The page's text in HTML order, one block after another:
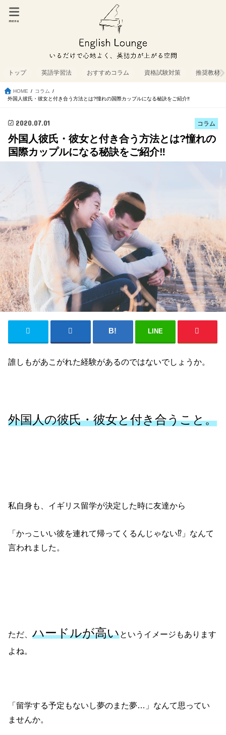
menu
トップ 英語学習法 おすすめコラム 資格試験対策 推奨教材
HOME
コラム
外国人彼氏・彼女と付き合う方法とは?憧れの国際カップルになる秘訣をご紹介‼
コラム
2020.07.01
外国人彼氏・彼女と付き合う方法とは?憧れの
国際カップルになる秘訣をご紹介‼
LINE
誰しもがあこがれた経験があるのではないでしょうか。
外国人の彼氏・彼女と付き合うこと。
私自身も、イギリス留学が決定した時に友達から
「かっこいい彼を連れて帰ってくるんじゃない⁉」なんて
言われました。
ただ、ハードルが高いというイメージもあります
よね。
「留学する予定もないし夢のまた夢…」なんて思ってい
ませんか。